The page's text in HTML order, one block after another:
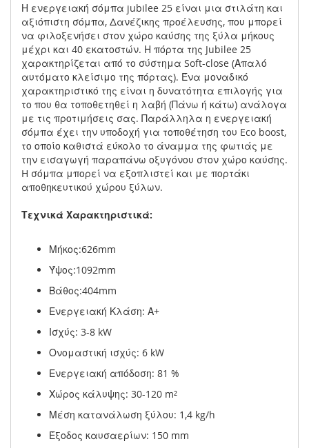
Η ενεργειακή σόμπα jubilee 25 είναι μια στιλάτη και
αξιόπιστη σόμπα, Δανέζικης προέλευσης, που μπορεί
να φιλοξενήσει στον χώρο καύσης της ξύλα μήκους
μέχρι και 40 εκατοστών. Η πόρτα της Jubilee 25
χαρακτηρίζεται από το σύστημα Soft-close (Απαλό
αυτόματο κλείσιμο της πόρτας). Ένα μοναδικό
χαρακτηριστικό της είναι η δυνατότητα επιλογής για
το που θα τοποθετηθεί η λαβή (Πάνω ή κάτω) ανάλογα
με τις προτιμήσεις σας. Παράλληλα η ενεργειακή
σόμπα έχει την υποδοχή για τοποθέτηση του Eco boost,
το οποίο καθιστά εύκολο το άναμμα της φωτιάς με
την εισαγωγή παραπάνω οξυγόνου στον χώρο καύσης.
H σόμπα μπορεί να εξοπλιστεί και με πορτάκι
αποθηκευτικού χώρου ξύλων.
Τεχνικά Χαρακτηριστικά:
Μήκος:626mm
Ύψος:1092mm
Βάθος:404mm
Ενεργειακή Κλάση: Α+
Ισχύς: 3-8 kW
Ονομαστική ισχύς: 6 kW
Ενεργειακή απόδοση: 81 %
Χώρος κάλυψης: 30-120 m²
Μέση κατανάλωση ξύλου: 1,4 kg/h
Έξοδος καυσαερίων: 150 mm